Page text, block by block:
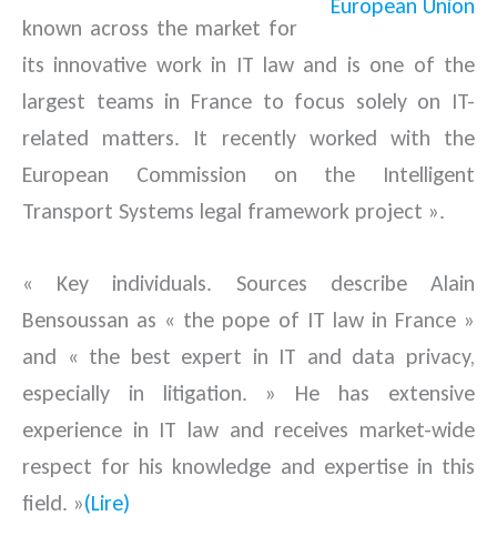
known across the market for
its innovative work in IT law and is one of the
largest teams in France to focus solely on IT-
related matters. It recently worked with the
European Commission on the Intelligent
Transport Systems legal framework project ».
« Key individuals. Sources describe Alain
Bensoussan as « the pope of IT law in France »
and « the best expert in IT and data privacy,
especially in litigation. » He has extensive
experience in IT law and receives market-wide
respect for his knowledge and expertise in this
field. »(Lire)